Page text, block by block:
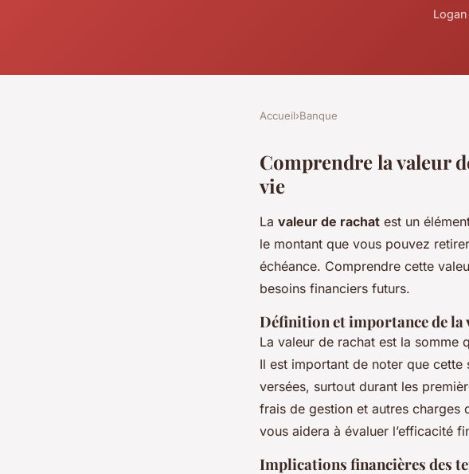
Logan
Accueil›Banque
Comprendre la valeur
vie
La valeur de rachat est un
le montant que vous pouvez
échéance. Comprendre cette
besoins financiers futurs.
Définition et importance de la
La valeur de rachat est la somme
Il est important de noter que
versées, surtout durant les
frais de gestion et autres charges
vous aidera à évaluer l’efficacité
Implications financières des